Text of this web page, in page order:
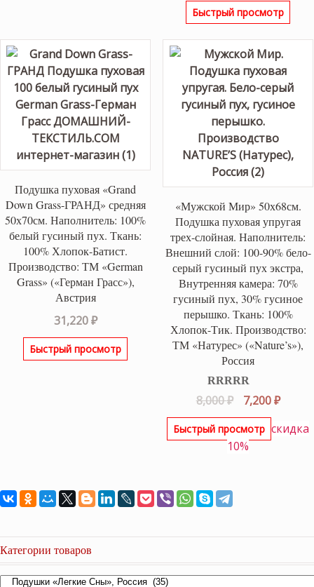
составляла4,500
Быстрый просмотр
Подушка пуховая «Grand
Down Grass-ГРАНД» средняя
50х70см. Наполнитель: 100%
белый гусиный пух. Ткань:
100% Хлопок-Батист.
Производство: ТМ «German
Grass» («Герман Грасс»),
Австрия
31,220₽
Быстрый просмотр
«Мужской Мир» 50х68см.
Подушка пуховая упругая
трех-слойная. Наполнитель:
Внешний слой: 100-90% бело-
серый гусиный пух экстра,
Внутренняя камера: 70%
гусиный пух, 30% гусиное
перышко. Ткань: 100%
Хлопок-Тик. Производство:
ТМ «Натурес» («Nature’s»),
Россия
Оценка5.00
из 5
8,000₽
цена
составляла
8,000 ₽.
7,200₽
7,200
Быстрый просмотр скидка
10%
Категории товаров